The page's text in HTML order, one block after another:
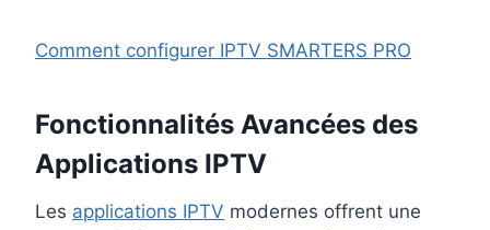
Comment configurer IPTV SMARTERS PRO
Fonctionnalités Avancées des
Applications IPTV
Les applications IPTV modernes offrent une